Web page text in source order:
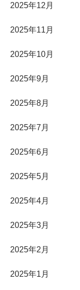
2025年12月
2025年11月
2025年10月
2025年9月
2025年8月
2025年7月
2025年6月
2025年5月
2025年4月
2025年3月
2025年2月
2025年1月